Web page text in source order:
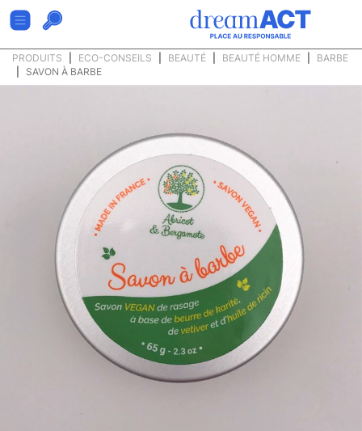
PRODUITS ECO-CONSEILS BEAUTÉ BEAUTÉ HOMME
BARBE
SAVON À BARBE